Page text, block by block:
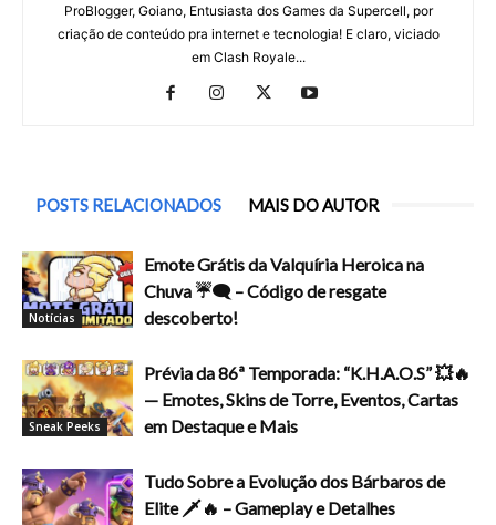
ProBlogger, Goiano, Entusiasta dos Games da Supercell, por
criação de conteúdo pra internet e tecnologia! E claro, viciado
em Clash Royale...
POSTS RELACIONADOS MAIS DO AUTOR
Notícias
Emote Grátis da Valquíria Heroica na
Chuva ☔🗨️ – Código de resgate
descoberto!
Sneak Peeks
Prévia da 86ª Temporada: “K.H.A.O.S” 💥🔥
— Emotes, Skins de Torre, Eventos, Cartas
em Destaque e Mais
Tudo Sobre a Evolução dos Bárbaros de
Elite 🗡️🔥 – Gameplay e Detalhes